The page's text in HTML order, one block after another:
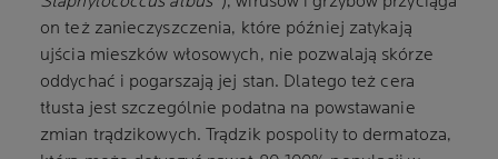
on też zanieczyszczenia, które później zatykają
ujścia mieszków włosowych, nie pozwalają skórze
oddychać i pogarszają jej stan. Dlatego też cera
tłusta jest szczególnie podatna na powstawanie
zmian trądzikowych. Trądzik pospolity to dermatoza,